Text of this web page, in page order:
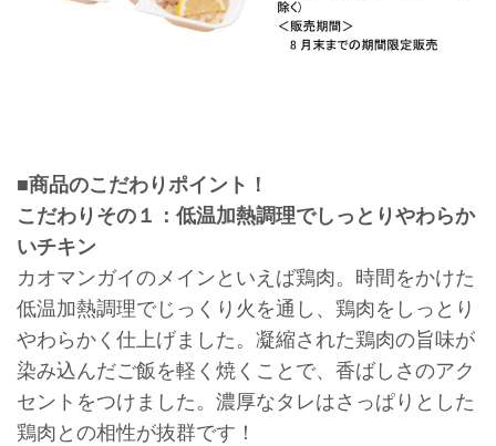
■商品のこだわりポイント！
こだわりその１：低温加熱調理でしっとりやわらか
いチキン
カオマンガイのメインといえば鶏肉。時間をかけた
低温加熱調理でじっくり火を通し、鶏肉をしっとり
やわらかく仕上げました。凝縮された鶏肉の旨味が
染み込んだご飯を軽く焼くことで、香ばしさのアク
セントをつけました。濃厚なタレはさっぱりとした
鶏肉との相性が抜群です！